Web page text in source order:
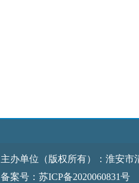
主办单位（版权所有）：淮安
备案号：苏ICP备2020060831号